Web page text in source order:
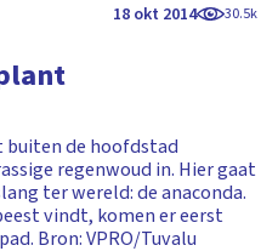
18 okt 2014 30.5k
buiten de hoofdstad
regenwoud in. Hier gaat
ter wereld: de anaconda.
vindt, komen er eerst
Bron: VPRO/Tuvalu